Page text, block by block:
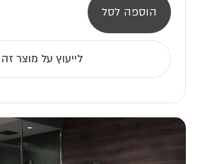
הוספה לסל
לייעוץ על מוצר זה